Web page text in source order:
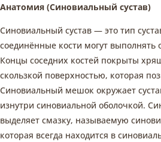
Анатомия (Синовиальный сустав)
Синовиальный сустав — это тип
соединённые кости могут
Концы соседних костей покрыты
скользкой поверхностью, которая
Синовиальный мешок окружает
изнутри синовиальной оболочкой.
выделяет смазку, называемую
которая всегда находится в